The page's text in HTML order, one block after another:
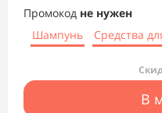
Промокод не нужен
Шампунь
Средства
В